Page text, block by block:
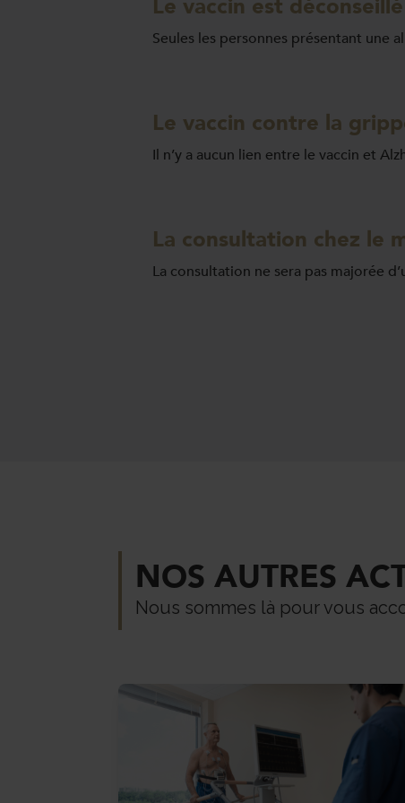
Le vaccin est
Seules les personnes présentant une
Le vaccin contre la
Il n’y a aucun lien entre le vaccin et
La consultation chez le
La consultation ne sera pas majorée
NOS AUTRES
Nous sommes là pour vous